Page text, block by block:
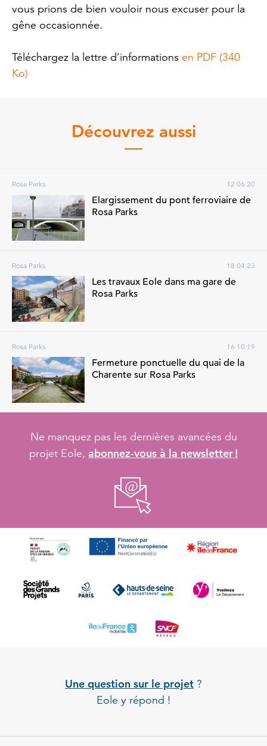
vous prions de bien vouloir nous excuser pour la
gêne occasionnée.
Téléchargez la lettre d’informations en PDF (340
Ko)
Découvrez aussi
Rosa Parks 12 06 20
Elargissement du pont ferroviaire de
Rosa Parks
Rosa Parks 18 04 23
Les travaux Eole dans ma gare de
Rosa Parks
Rosa Parks 16 10 19
Fermeture ponctuelle du quai de la
Charente sur Rosa Parks
Ne manquez pas les dernières avancées du
projet Eole, abonnez-vous à la newsletter !
Une question sur le projet ?
Eole y répond !